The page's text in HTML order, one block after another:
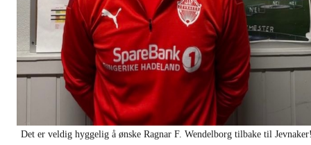
Det er veldig hyggelig å ønske Ragnar F. Wendelborg tilbake til